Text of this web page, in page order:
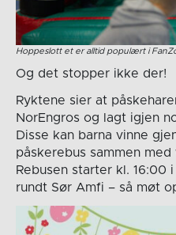
Hoppeslott et er alltid populært i
Og det stopper ikke der!
Ryktene sier at
NorEngros og lagt igjen
Disse kan barna vinne
påskerebus sammen med
Rebusen starter kl. 16:00
rundt Sør Amfi – så møt